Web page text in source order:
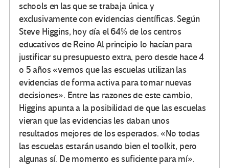
schools en las que se trabaja única y
exclusivamente con evidencias científicas. Según
Steve Higgins, hoy día el 64% de los centros
educativos de Reino Al principio lo hacían para
justificar su presupuesto extra, pero desde hace 4
o 5 años «vemos que las escuelas utilizan las
evidencias de forma activa para tomar nuevas
decisiones». Entre las razones de este cambio,
Higgins apunta a la posibilidad de que las escuelas
vieran que las evidencias les daban unos
resultados mejores de los esperados. «No todas
las escuelas estarán usando bien el toolkit, pero
algunas sí. De momento es suficiente para mí».